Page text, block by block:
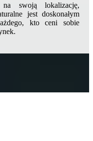
swoją lokalizację,
jest doskonałym
kto ceni sobie